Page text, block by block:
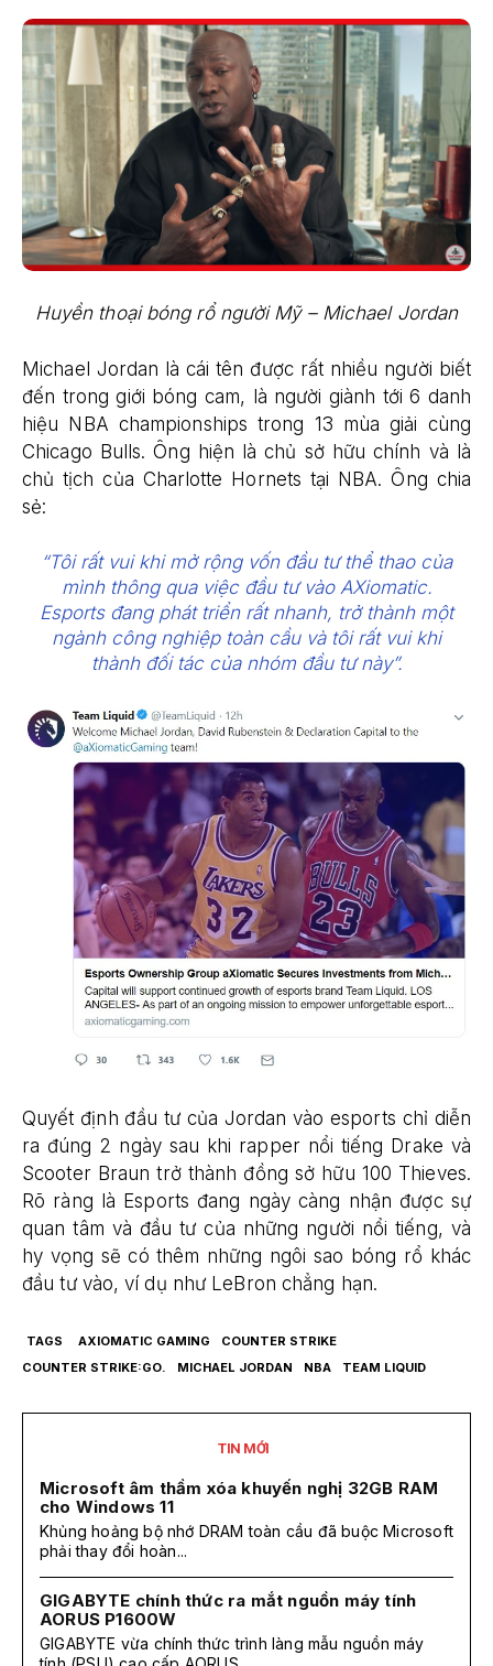
Huyền thoại bóng rổ người Mỹ – Michael Jordan
Michael Jordan là cái tên được rất nhiều người biết
đến trong giới bóng cam, là người giành tới 6 danh
hiệu NBA championships trong 13 mùa giải cùng
Chicago Bulls. Ông hiện là chủ sở hữu chính và là
chủ tịch của Charlotte Hornets tại NBA. Ông chia
sẻ:
“Tôi rất vui khi mở rộng vốn đầu tư thể thao của
mình thông qua việc đầu tư vào AXiomatic.
Esports đang phát triển rất nhanh, trở thành một
ngành công nghiệp toàn cầu và tôi rất vui khi
thành đối tác của nhóm đầu tư này”.
Quyết định đầu tư của Jordan vào esports chỉ diễn
ra đúng 2 ngày sau khi rapper nổi tiếng Drake và
Scooter Braun trở thành đồng sở hữu 100 Thieves.
Rõ ràng là Esports đang ngày càng nhận được sự
quan tâm và đầu tư của những người nổi tiếng, và
hy vọng sẽ có thêm những ngôi sao bóng rổ khác
đầu tư vào, ví dụ như LeBron chẳng hạn.
TAGS AXIOMATIC GAMING
COUNTER STRIKE
COUNTER STRIKE:GO.
MICHAEL JORDAN NBA TEAM LIQUID
TIN MỚI
Microsoft âm thầm xóa khuyến nghị 32GB RAM
cho Windows 11
Khủng hoảng bộ nhớ DRAM toàn cầu đã buộc Microsoft
phải thay đổi hoàn...
GIGABYTE chính thức ra mắt nguồn máy tính
AORUS P1600W
GIGABYTE vừa chính thức trình làng mẫu nguồn máy